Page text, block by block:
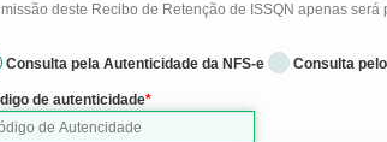
deste Recibo de Retenção de ISSQN apenas
Consulta pela Autenticidade da NFS-e Consulta
de autenticidade